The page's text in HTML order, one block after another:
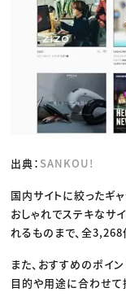
出典： SANKOU!
国内サイトに絞ったギ
おしゃれでステキなサ
れるものまで、全3,268
また、おすすめのポイ
目的や用途に合わせて